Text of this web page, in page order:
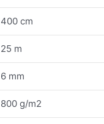
400 cm
25 m
6 mm
800 g/m2